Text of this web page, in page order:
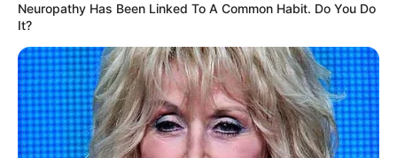
BIEŻĄCO!
Facebook Twitter Google+
Neuropathy Has Been Linked To A Common Habit. Do You Do
It?